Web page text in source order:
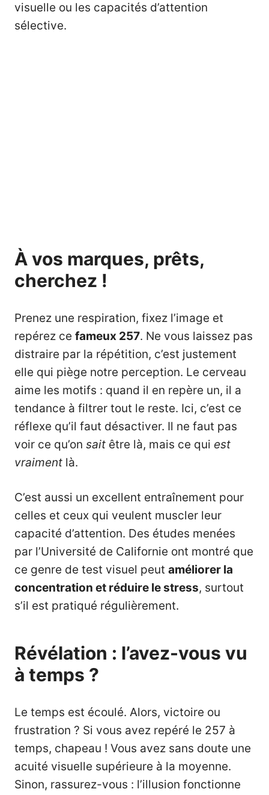
visuelle ou les capacités d’attention
sélective.
À vos marques, prêts,
cherchez !
Prenez une respiration, fixez l’image et
repérez ce fameux 257. Ne vous laissez pas
distraire par la répétition, c’est justement
elle qui piège notre perception. Le cerveau
aime les motifs : quand il en repère un, il a
tendance à filtrer tout le reste. Ici, c’est ce
réflexe qu’il faut désactiver. Il ne faut pas
voir ce qu’on sait être là, mais ce qui est
vraiment là.
C’est aussi un excellent entraînement pour
celles et ceux qui veulent muscler leur
capacité d’attention. Des études menées
par l’Université de Californie ont montré que
ce genre de test visuel peut améliorer la
concentration et réduire le stress, surtout
s’il est pratiqué régulièrement.
Révélation : l’avez-vous vu
à temps ?
Le temps est écoulé. Alors, victoire ou
frustration ? Si vous avez repéré le 257 à
temps, chapeau ! Vous avez sans doute une
acuité visuelle supérieure à la moyenne.
Sinon, rassurez-vous : l’illusion fonctionne